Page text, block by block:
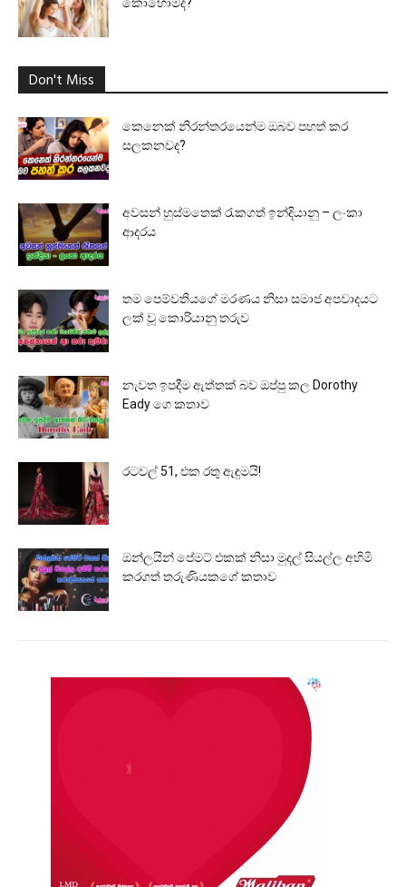
Don't Miss
කෙනෙක් නිරන්තරයෙන්ම ඔබව පහත් කර
සලකනවද?
අවසන් හුස්මතෙක් රැකගත් ඉන්දියානු – ලංකා
ආදරය
තම පෙම්වතියගේ මරණය නිසා සමාජ අපවාදයට
ලක් වූ කොරියානු තරුව
නැවත ඉපදීම ඇත්තක් බව ඔප්පු කල Dorothy
Eady ගෙ කතාව
රටවල් 51, එක රතු ඇඳුමයි!
ඔන්ලයින් පේමට් එකක් නිසා මුදල් සියල්ල අහිමි
කරගත් තරුණියකගේ කතාව